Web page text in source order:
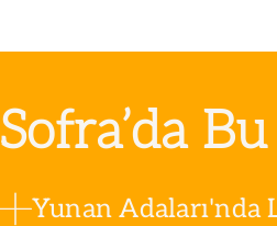
Sofra’da
Yunan Adaları'nda